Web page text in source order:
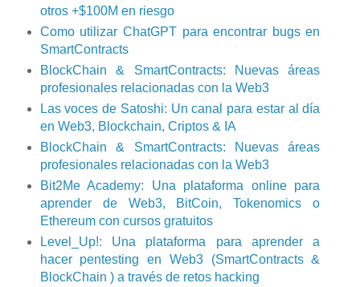
otros +$100M en riesgo
Como utilizar ChatGPT para encontrar bugs en
SmartContracts
BlockChain & SmartContracts: Nuevas áreas
profesionales relacionadas con la Web3
Las voces de Satoshi: Un canal para estar al día
en Web3, Blockchain, Criptos & IA
BlockChain & SmartContracts: Nuevas áreas
profesionales relacionadas con la Web3
Bit2Me Academy: Una plataforma online para
aprender de Web3, BitCoin, Tokenomics o
Ethereum con cursos gratuitos
Level_Up!: Una plataforma para aprender a
hacer pentesting en Web3 (SmartContracts &
BlockChain ) a través de retos hacking